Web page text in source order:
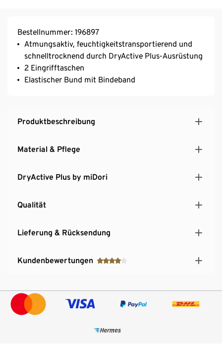
Bestellnummer: 196897
Atmungsaktiv, feuchtigkeitstransportierend und
schnelltrocknend durch DryActive Plus-Ausrüstung
2 Eingrifftaschen
Elastischer Bund mit Bindeband
Produktbeschreibung
Material & Pflege
DryActive Plus by miDori
Qualität
Lieferung & Rücksendung
Kundenbewertungen